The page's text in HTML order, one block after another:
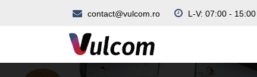
contact@vulcom.ro L-V: 07:00 - 15:00